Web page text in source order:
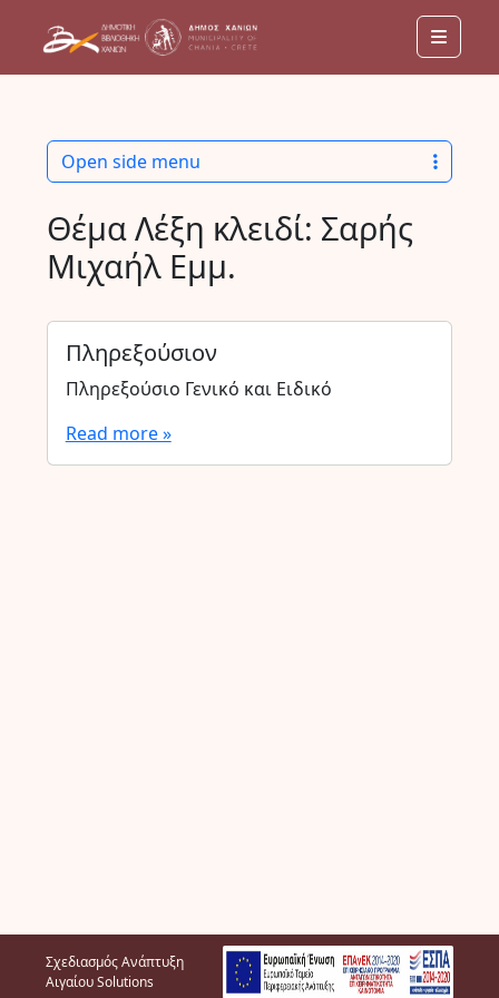
Menu
Θέμα Λέξη κλειδί: Σαρής
Μιχαήλ Εμμ.
Πληρεξούσιον
Πληρεξούσιο Γενικό και Ειδικό
Read more »
Open side menu
Σχεδιασμός Ανάπτυξη
Αιγαίου Solutions